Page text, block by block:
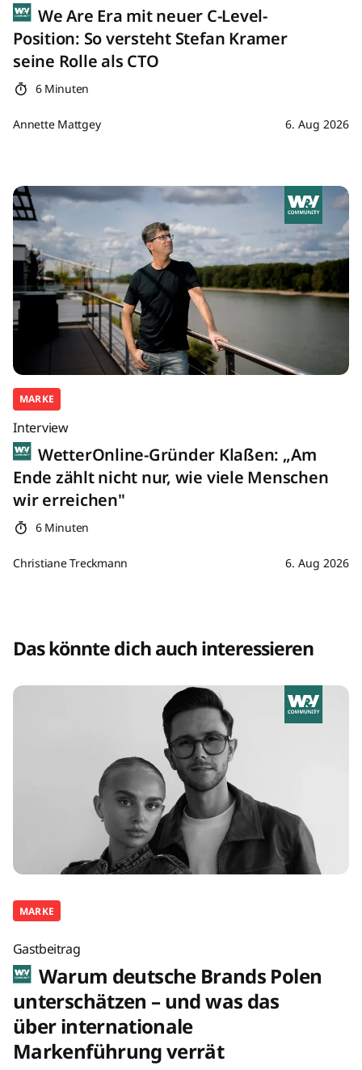
We Are Era mit neuer C-Level-
Position: So versteht Stefan Kramer
seine Rolle als CTO
6 Minuten
Annette Mattgey 6. Aug 2026
MARKE
Interview
WetterOnline-Gründer Klaßen: „Am
Ende zählt nicht nur, wie viele Menschen
wir erreichen"
6 Minuten
Christiane Treckmann 6. Aug 2026
Das könnte dich auch interessieren
MARKE
Gastbeitrag
Warum deutsche Brands Polen
unterschätzen – und was das
über internationale
Markenführung verrät